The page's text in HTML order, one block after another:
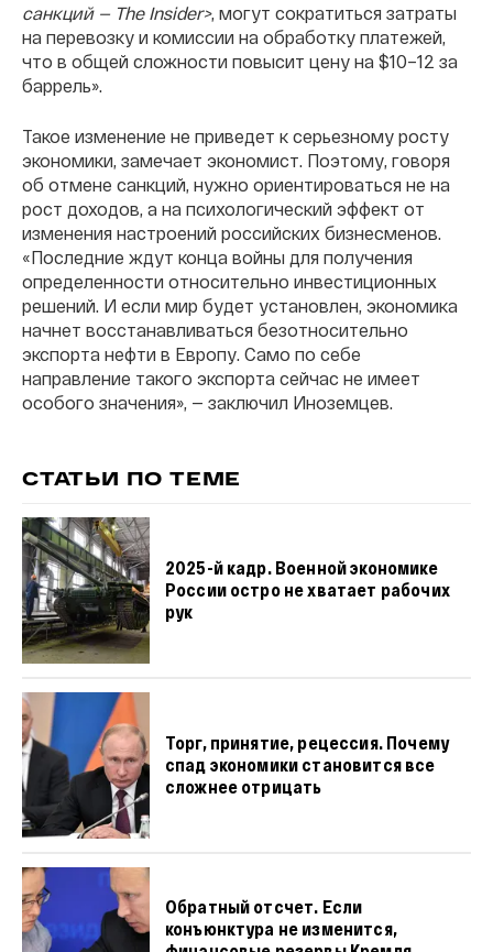
санкций — The Insider>, могут сократиться затраты
на перевозку и комиссии на обработку платежей,
что в общей сложности повысит цену на $10–12 за
баррель».
Такое изменение не приведет к серьезному росту
экономики, замечает экономист. Поэтому, говоря
об отмене санкций, нужно ориентироваться не на
рост доходов, а на психологический эффект от
изменения настроений российских бизнесменов.
«Последние ждут конца войны для получения
определенности относительно инвестиционных
решений. И если мир будет установлен, экономика
начнет восстанавливаться безотносительно
экспорта нефти в Европу. Само по себе
направление такого экспорта сейчас не имеет
особого значения», — заключил Иноземцев.
СТАТЬИ ПО ТЕМЕ
2025-й кадр. Военной экономике
России остро не хватает рабочих
рук
Торг, принятие, рецессия. Почему
спад экономики становится все
сложнее отрицать
Обратный отсчет. Если
конъюнктура не изменится,